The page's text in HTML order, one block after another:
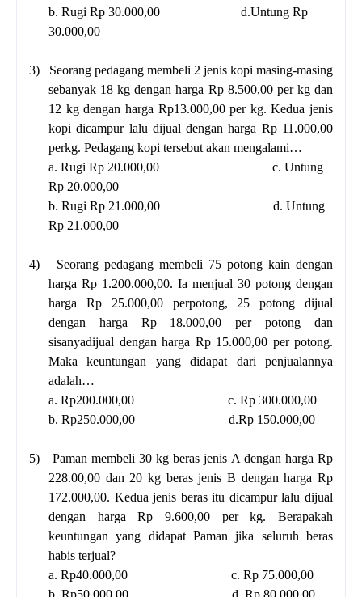
b. Rugi Rp 30.000,00 d.Untung Rp
30.000,00
3)
Seorang pedagang membeli 2 jenis kopi masing-masing
sebanyak 18 kg dengan harga Rp 8.500,00 per kg dan
12 kg dengan harga Rp13.000,00 per kg. Kedua jenis
kopi dicampur lalu dijual dengan harga Rp 11.000,00
perkg. Pedagang kopi tersebut akan mengalami…
a. Rugi Rp 20.000,00 c. Untung
Rp 20.000,00
b. Rugi Rp 21.000,00 d. Untung
Rp 21.000,00
4)
Seorang pedagang membeli 75 potong kain dengan
harga Rp 1.200.000,00. Ia menjual 30 potong dengan
harga Rp 25.000,00 perpotong, 25 potong dijual
dengan harga Rp 18.000,00 per potong dan
sisanyadijual dengan harga Rp 15.000,00 per potong.
Maka keuntungan yang didapat dari penjualannya
adalah…
a. Rp200.000,00 c. Rp 300.000,00
b. Rp250.000,00 d.Rp 150.000,00
5)
Paman membeli 30 kg beras jenis A dengan harga Rp
228.00,00 dan 20 kg beras jenis B dengan harga Rp
172.000,00. Kedua jenis beras itu dicampur lalu dijual
dengan harga Rp 9.600,00 per kg. Berapakah
keuntungan yang didapat Paman jika seluruh beras
habis terjual?
a. Rp40.000,00 c. Rp 75.000,00
b. Rp50.000,00 d. Rp 80.000,00